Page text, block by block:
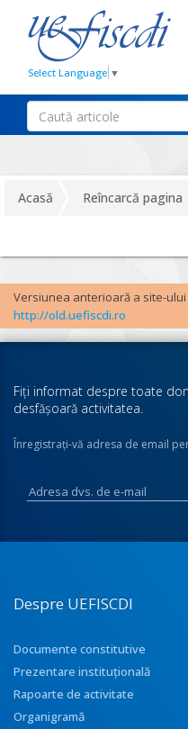
Select Language ▼
Acasă Reîncarcă pagina
Versiunea anterioară a site-
http://old.uefiscdi.ro
Fiţi informat despre toate
desfăşoară activitatea.
Înregistraţi-vă adresa de email
Despre UEFISCDI
Documente constitutive
Prezentare instituţională
Rapoarte de activitate
Organigramă